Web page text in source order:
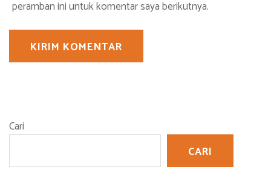
peramban ini untuk komentar saya berikutnya.
Cari
CARI